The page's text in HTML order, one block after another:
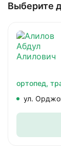
Выберите
ортопед,
ул.